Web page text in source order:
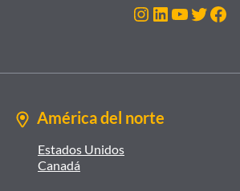
Instagram
LinkedIn
YouTube
Twitter
América del norte
Estados Unidos
Canadá